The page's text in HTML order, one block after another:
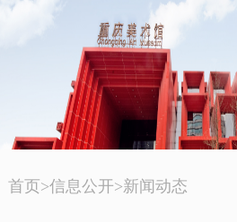
首页>信息公开>新闻动态